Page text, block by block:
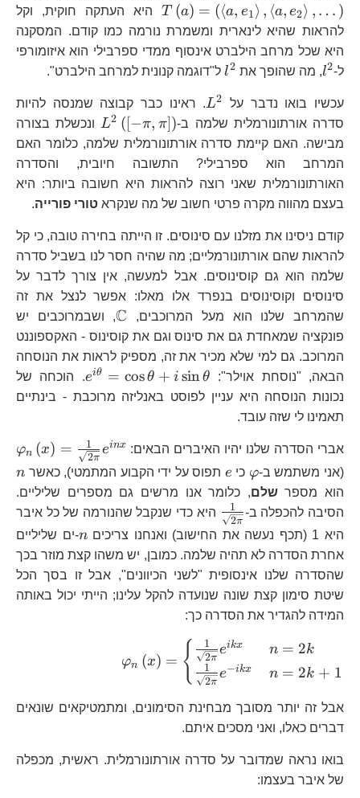
T (a) = (⟨a, e1⟩ , ⟨a, e2⟩ , … )
היא העתקה חוקית, וקל
להראות שהיא לינארית ומשמרת נורמה כמו קודם. המסקנה
היא שכל מרחב הילברט אינסוף ממדי ספרבילי הוא איזומורפי
ל-
l^{2} l2 , מה שהופך את l^{2} l2 ל"דוגמה קנונית למרחב הילברט".
עכשיו בואו נדבר על L^{2} L2
. ראינו כבר קבוצה שמנסה להיות
סדרה אורתונורמלית שלמה ב-
L2 ([−π, π])
ונכשלת בצורה
מבישה. האם קיימת סדרה אורתונורמלית שלמה, כלומר האם
המרחב הוא ספרבילי? התשובה חיובית, והסדרה
האורתונורמלית שאני רוצה להראות היא חשובה ביותר: היא
בעצם מהווה מקרה פרטי חשוב של מה שנקרא טורי פורייה.
קודם ניסינו את מזלנו עם סינוסים. זו הייתה בחירה טובה, כי קל
להראות שהם אורתונורמליים; מה שהיה חסר לנו בשביל סדרה
שלמה הוא גם קוסינוסים. אבל למעשה, אין צורך לדבר על
סינוסים וקוסינוסים בנפרד אלו מאלו: אפשר לנצל את זה
שהמרחב שלנו הוא מעל המרוכבים,
\mathbb{C}
C, ושבמרוכבים יש
פונקציה שמאחדת גם את סינוס וגם את קוסינוס - האקספוננט
המרוכב. גם למי שלא מכיר את זה, מספיק לראות את הנוסחה
הבאה, "נוסחת אוילר":
eiθ = cosθ + i sinθ
. הוכחה של
נכונות הנוסחה היא עניין לפוסט באנליזה מרוכבת - בינתיים
תאמינו לי שזה עובד.
אברי הסדרה שלנו יהיו האיברים הבאים: φn (x) = 2π
1 einx
(אני משתמש ב- \varphi φ כי e e תפוס על ידי הקבוע המתמטי), כאשר n
הוא מספרשלם, כלומר אנו מרשים גם מספרים שליליים.
הסיבה להכפלה ב-
\frac{1}
{\sqrt{2\pi}}
2π
1
היא כדי שנקבל שהנורמה של כל איבר
היא 1 (תכף נעשה את החישוב) ואנחנו צריכים
n
n-ים שליליים
אחרת הסדרה לא תהיה שלמה. כמובן, יש משהו קצת מוזר בכך
שהסדרה שלנו אינסופית "לשני הכיוונים", אבל זו בסך הכל
שיטת סימון קצת שונה שנועדה להקל עלינו; הייתי יכול באותה
המידה להגדיר את הסדרה כך:
φn (x) = { 2π
1 eikx
2π
1 e−ikx
n = 2k
n = 2k + 1
אבל זה יותר מסובך מבחינת הסימונים, ומתמטיקאים שונאים
דברים כאלו, ואני מסכים איתם.
בואו נראה שמדובר על סדרה אורתונורמלית. ראשית, מכפלה
של איבר בעצמו: